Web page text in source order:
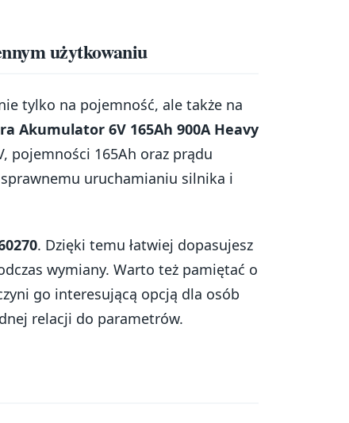
użytkowaniu
tylko na pojemność, ale także na
Akumulator 6V 165Ah 900A Heavy
pojemności 165Ah oraz prądu
uruchamianiu silnika i
. Dzięki temu łatwiej dopasujesz
wymiany. Warto też pamiętać o
go interesującą opcją dla osób
relacji do parametrów.